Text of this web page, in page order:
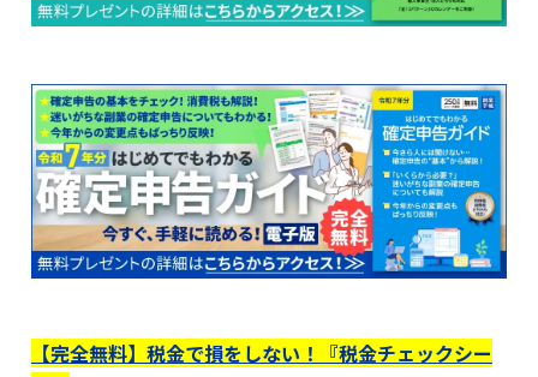
【完全無料】税金で損をしない！『税金チェックシー